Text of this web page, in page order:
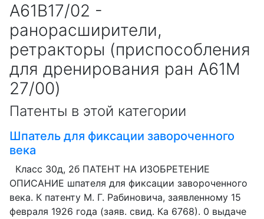
A61B17/02 -
ранорасширители,
ретракторы (приспособления
для дренирования ран A61M
27/00)
Патенты в этой категории
Шпатель для фиксации завороченного
века
Класс 30д, 2б ПАТЕНТ HA ИЗОБРЕТЕНИЕ
ОПИСАНИЕ шпателя для фиксации завороченного
века. К патенту М. Г. Рабиновича, заявленному 15
февраля 1926 года (заяв. свид. Ка 6768). 0 выдаче